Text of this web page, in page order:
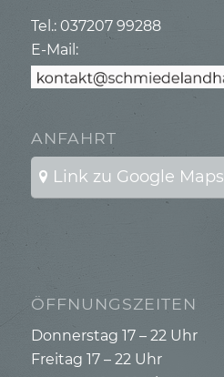
Tel.: 037207 99288
E-Mail:
ANFAHRT
Link zu Google Maps
ÖFFNUNGSZEITEN
Donnerstag 17 – 22 Uhr
Freitag 17 – 22 Uhr